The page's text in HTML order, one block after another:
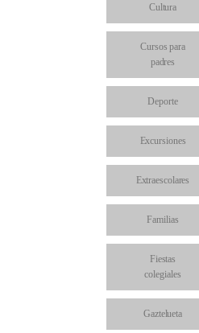
Cultura
Cursos para
padres
Deporte
Excursiones
Extraescolares
Familias
Fiestas
colegiales
Gaztelueta